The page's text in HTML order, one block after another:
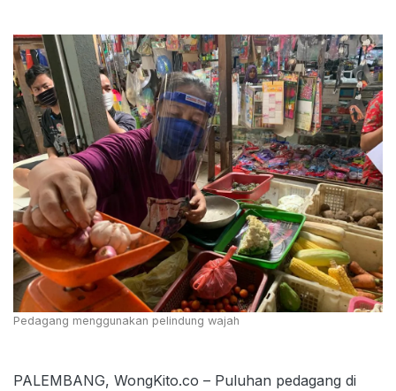
Pedagang menggunakan pelindung wajah
PALEMBANG, WongKito.co – Puluhan pedagang di